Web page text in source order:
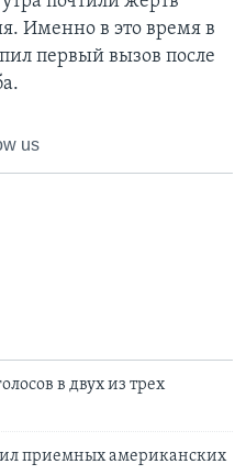
Именно в это время в
первый вызов после
us
в двух из трех
приемных американских